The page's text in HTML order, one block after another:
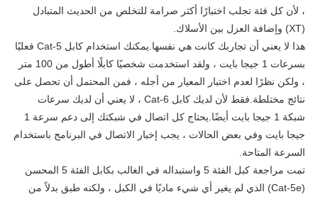
، لأن كل فئة تجلب اختبارًا أكثر صرامة للتخلص من الحديث المتبادل
(XT) وإضافة العزل بين الأسلاك.
هذا لا يعني أن تجاربك كانت هي نفسها.يمكنك استخدام كابل Cat-5 فعليًا
بسرعات 1 جيجا بايت ، ولقد استخدمت شخصيًا كابلًا أطول من 100 متر
، ولكن نظرًا لعدم اختبار المعيار من أجله ، فمن المحتمل أن تحصل على
نتائج مختلطة.فقط لأن لديك كابل Cat-6 ، لا يعني أن لديك سرعات
شبكة 1 جيجا بايت أيضًا.يحتاج كل اتصال في شبكتك إلى دعم سرعة 1
جيجا بايت وفي بعض الحالات ، يجب إخبار الاتصال في البرنامج باستخدام
السرعة المتاحة.
تمت مراجعة كبل الفئة 5 واستبداله في الغالب بكابل الفئة 5 المحسن
(Cat-5e) الذي لم يغير أي شيء ماديًا في الكبل ، ولكنه طبق بدلاً من